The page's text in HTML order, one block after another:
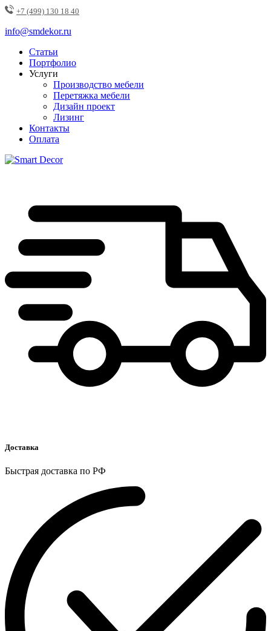
+7 (499) 130 18 40
info@smdekor.ru
Статьи
Портфолио
Услуги
Производство мебели
Перетяжка мебели
Дизайн проект
Лизинг
Контакты
Оплата
Доставка
Быстрая доставка по РФ